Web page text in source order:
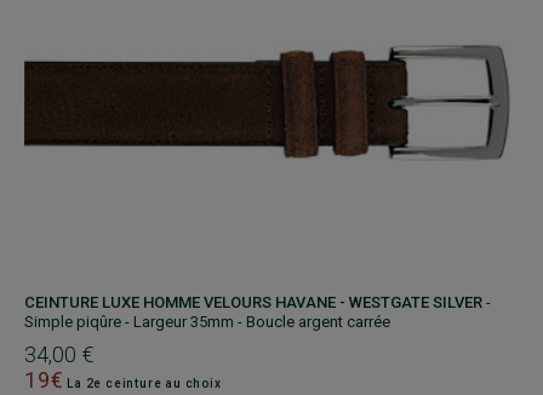
CEINTURE LUXE HOMME VELOURS HAVANE - WESTGATE SILVER -
Simple piqûre - Largeur 35mm - Boucle argent carrée
34,00 €
19€
La 2e ceinture au choix